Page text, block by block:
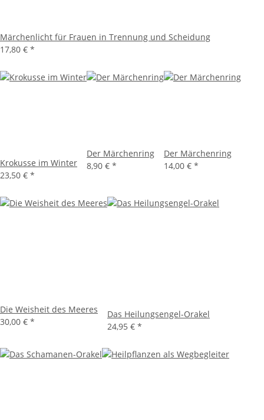
Märchenlicht für Frauen in Trennung und Scheidung
17,80 € *
Krokusse im Winter
23,50 € *
Der Märchenring
8,90 € *
Der Märchenring
14,00 € *
Die Weisheit des Meeres
30,00 € *
Das Heilungsengel-Orakel
24,95 € *